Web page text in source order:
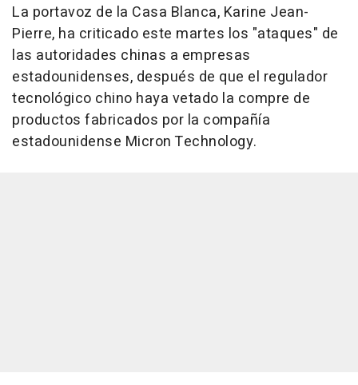
La portavoz de la Casa Blanca, Karine Jean-
Pierre, ha criticado este martes los "ataques" de
las autoridades chinas a empresas
estadounidenses, después de que el regulador
tecnológico chino haya vetado la compre de
productos fabricados por la compañía
estadounidense Micron Technology.